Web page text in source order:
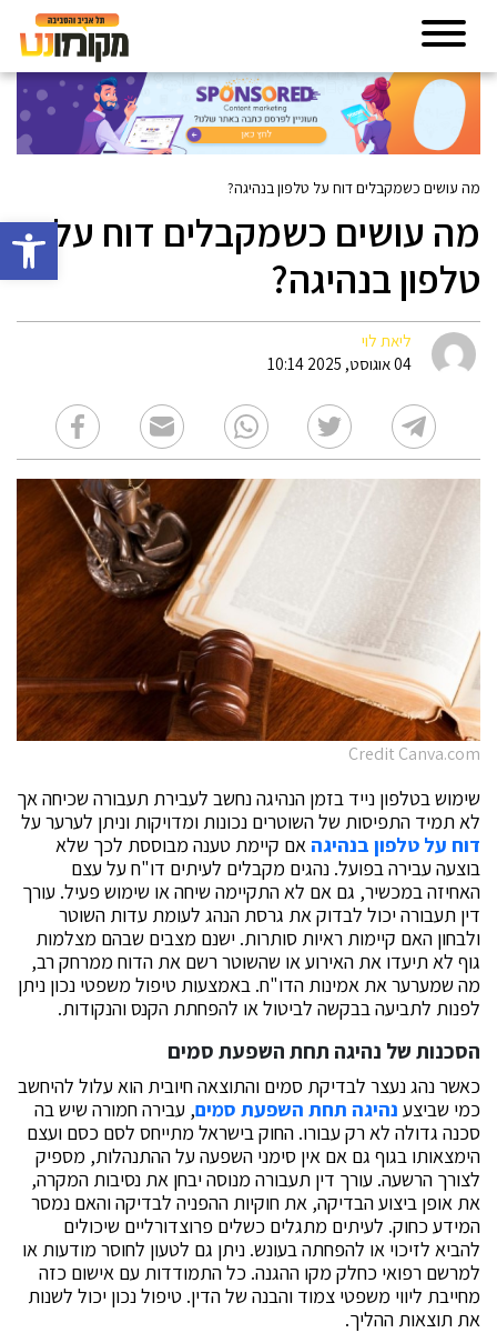
פתח
מה עושים כשמקבלים דוח על טלפון בנהיגה?
מה עושים כשמקבלים דוח על
טלפון בנהיגה?
ליאת לוי
04 אוגוסט, 2025 10:14
Credit Canva.com
שימוש בטלפון נייד בזמן הנהיגה נחשב לעבירת תעבורה שכיחה אך
לא תמיד התפיסות של השוטרים נכונות ומדויקות וניתן לערער על
דוח על טלפון בנהיגה אם קיימת טענה מבוססת לכך שלא
בוצעה עבירה בפועל. נהגים מקבלים לעיתים דו"ח על עצם
האחיזה במכשיר, גם אם לא התקיימה שיחה או שימוש פעיל. עורך
דין תעבורה יכול לבדוק את גרסת הנהג לעומת עדות השוטר
ולבחון האם קיימות ראיות סותרות. ישנם מצבים שבהם מצלמות
גוף לא תיעדו את האירוע או שהשוטר רשם את הדוח ממרחק רב,
מה שמערער את אמינות הדו"ח. באמצעות טיפול משפטי נכון ניתן
לפנות לתביעה בבקשה לביטול או להפחתת הקנס והנקודות.
הסכנות של נהיגה תחת השפעת סמים
כאשר נהג נעצר לבדיקת סמים והתוצאה חיובית הוא עלול להיחשב
כמי שביצע נהיגה תחת השפעת סמים, עבירה חמורה שיש בה
סכנה גדולה לא רק עבורו. החוק בישראל מתייחס לסם כסם ועצם
הימצאותו בגוף גם אם אין סימני השפעה על ההתנהלות, מספיק
לצורך הרשעה. עורך דין תעבורה מנוסה יבחן את נסיבות המקרה,
את אופן ביצוע הבדיקה, את חוקיות ההפניה לבדיקה והאם נמסר
המידע כחוק. לעיתים מתגלים כשלים פרוצדורליים שיכולים
להביא לזיכוי או להפחתה בעונש. ניתן גם לטעון לחוסר מודעות או
למרשם רפואי כחלק מקו ההגנה. כל התמודדות עם אישום כזה
מחייבת ליווי משפטי צמוד והבנה של הדין. טיפול נכון יכול לשנות
את תוצאות ההליך.